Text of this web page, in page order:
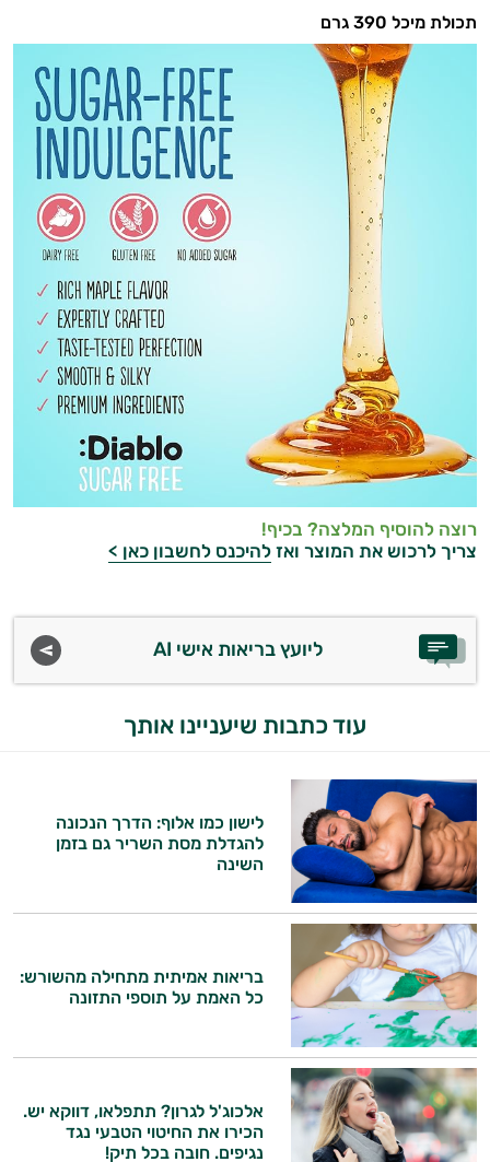
תכולת מיכל 390 גרם
רוצה להוסיף המלצה? בכיף!
צריך לרכוש את המוצר ואז להיכנס לחשבון כאן >
ליועץ בריאות אישי AI
עוד כתבות שיעניינו אותך
לישון כמו אלוף: הדרך הנכונה
להגדלת מסת השריר גם בזמן
השינה
בריאות אמיתית מתחילה מהשורש:
כל האמת על תוספי התזונה
אלכוג'ל לגרון? תתפלאו, דווקא יש.
הכירו את החיטוי הטבעי נגד
נגיפים. חובה בכל תיק!